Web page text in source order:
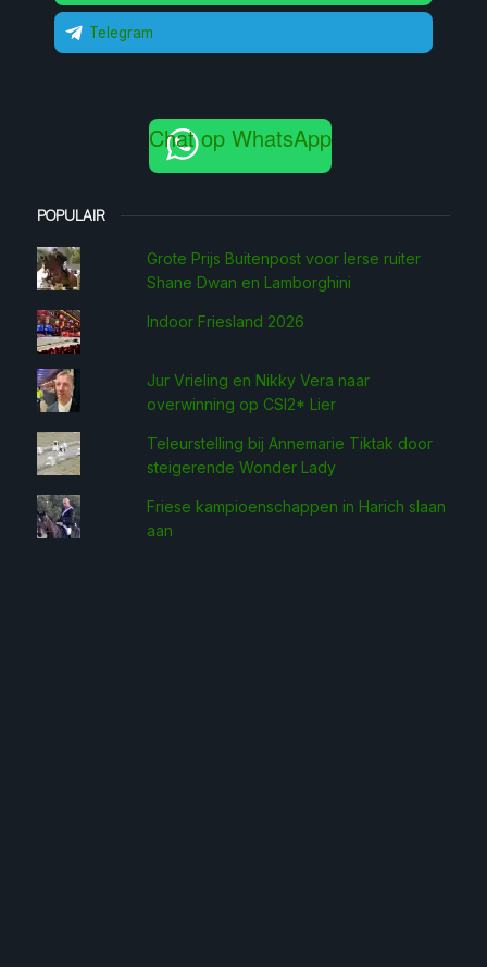
Telegram
Chat op WhatsApp
POPULAIR
Grote Prijs Buitenpost voor Ierse ruiter
Shane Dwan en Lamborghini
Indoor Friesland 2026
Jur Vrieling en Nikky Vera naar
overwinning op CSI2* Lier
Teleurstelling bij Annemarie Tiktak door
steigerende Wonder Lady
Friese kampioenschappen in Harich slaan
aan